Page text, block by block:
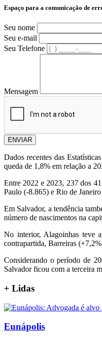
Espaço para a comunicação de
Seu nome
Seu e-mail
Seu Telefone
Mensagem
ENVIAR
Dados recentes das
queda de 1,8% em relação a
Entre 2022 e 2023, 237 dos
Paulo (-8.865) e Rio de
Em Salvador, a tendência
número de nascimentos na
No interior, Alagoinhas teve
contrapartida, Barreiras
Considerando o período de
Salvador ficou com a terceira
+ Lidas
Eunápolis